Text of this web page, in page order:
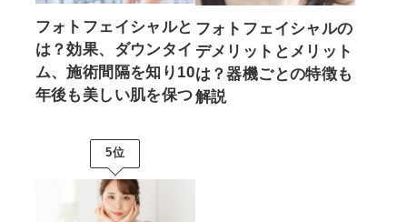
フォトフェイシャルと
は？効果、ダウンタイ
ム、施術間隔を知り10
年後も美しい肌を保つ
フォトフェイシャルの
デメリットとメリット
は？器機ごとの特徴も
解説
5位